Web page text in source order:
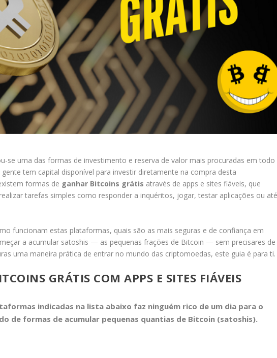
se uma das formas de investimento e reserva de valor mais procuradas em todo
tem capital disponível para investir diretamente na compra desta
formas de ganhar Bitcoins grátis através de apps e sites fiáveis, que
tarefas simples como responder a inquéritos, jogar, testar aplicações ou
funcionam estas plataformas, quais são as mais seguras e de confiança em
a acumular satoshis — as pequenas frações de Bitcoin — sem precisares de
uma maneira prática de entrar no mundo das criptomoedas, este guia é para ti.
GRÁTIS COM APPS E SITES FIÁVEIS
indicadas na lista abaixo faz ninguém rico de um dia para o
formas de acumular pequenas quantias de Bitcoin (satoshis).